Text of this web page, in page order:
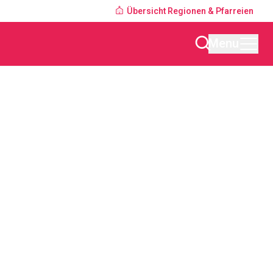
Übersicht Regionen & Pfarreien